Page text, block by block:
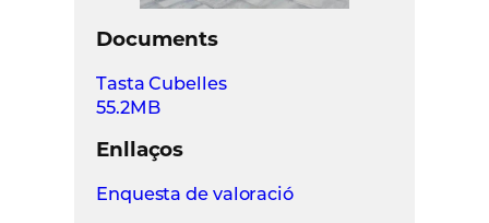
Documents
Tasta Cubelles
55.2MB
Enllaços
Enquesta de valoració